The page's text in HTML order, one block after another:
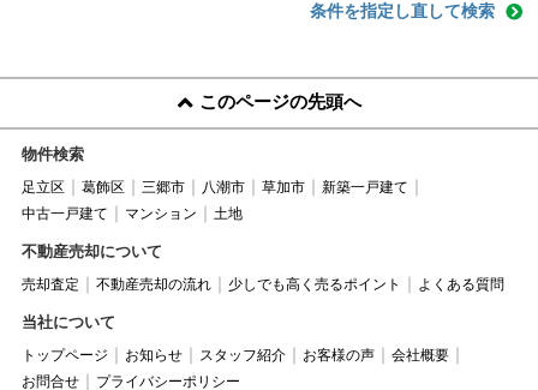
条件を指定し直して検索
このページの先頭へ
物件検索
足立区 葛飾区 三郷市 八潮市 草加市
新築一戸建て
中古一戸建て
マンション 土地
不動産売却について
売却査定 不動産売却の流れ 少しでも高く売るポイント よくある質問
当社について
トップページ お知らせ スタッフ紹介 お客様の声
会社概要
お問合せ
プライバシーポリシー